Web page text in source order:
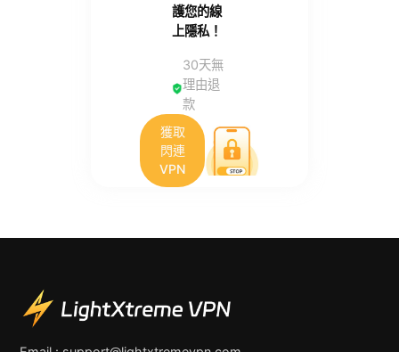
護您的線
上隱私！
30天無
理由退
款
獲取
閃連
VPN